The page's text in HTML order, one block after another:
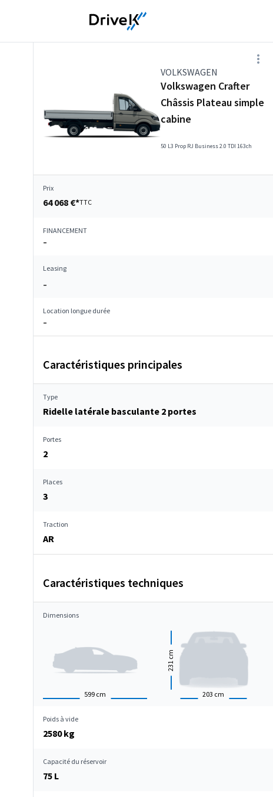
VOLKSWAGEN
Volkswagen Crafter
Châssis Plateau simple
cabine
50 L3 Prop RJ Business 2.0 TDI 163ch
Prix
64 068 €*TTC
FINANCEMENT
–
Leasing
–
Location longue durée
–
Caractéristiques principales
Type
Ridelle latérale basculante 2 portes
Portes
2
Places
3
Traction
AR
Caractéristiques techniques
Dimensions
599 cm 203 cm
231
cm
Poids à vide
2580 kg
Capacité du réservoir
75 L